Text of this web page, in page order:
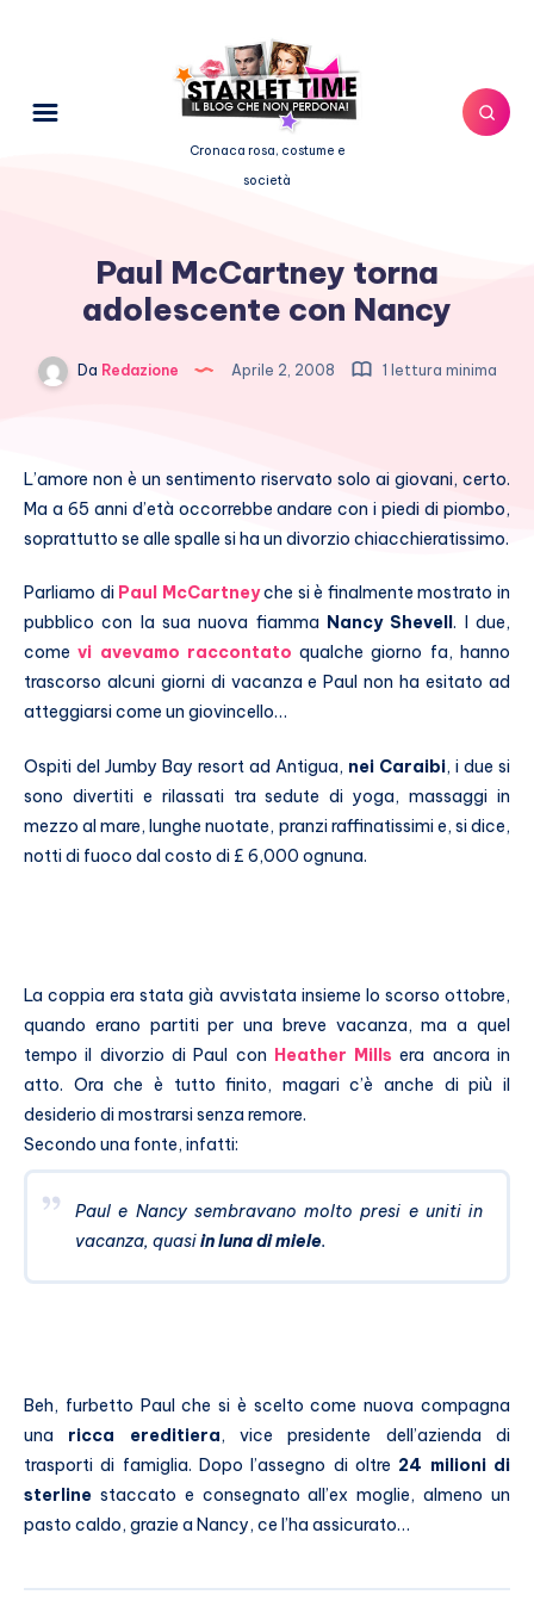
Cronaca rosa, costume e
società
Paul McCartney torna
adolescente con Nancy
Da Redazione Aprile 2, 2008 1 lettura minima
L’amore non è un sentimento riservato solo ai giovani, certo.
Ma a 65 anni d’età occorrebbe andare con i piedi di piombo,
soprattutto se alle spalle si ha un divorzio chiacchieratissimo.
Parliamo di Paul McCartneyche si è finalmente mostrato in
pubblico con la sua nuova fiamma Nancy Shevell. I due,
comevi avevamo raccontato qualche giorno fa, hanno
trascorso alcuni giorni di vacanza e Paul non ha esitato ad
atteggiarsi come un giovincello…
Ospiti del Jumby Bay resort ad Antigua, nei Caraibi, i due si
sono divertiti e rilassati tra sedute di yoga, massaggi in
mezzo al mare, lunghe nuotate, pranzi raffinatissimi e, si dice,
notti di fuoco dal costo di £ 6,000 ognuna.
La coppia era stata già avvistata insieme lo scorso ottobre,
quando erano partiti per una breve vacanza, ma a quel
tempo il divorzio di Paul con Heather Mills era ancora in
atto. Ora che è tutto finito, magari c’è anche di più il
desiderio di mostrarsi senza remore.
Secondo una fonte, infatti:
Paul e Nancy sembravano molto presi e uniti in
vacanza, quasiin luna di miele.
Beh, furbetto Paul che si è scelto come nuova compagna
una ricca ereditiera, vice presidente dell’azienda di
trasporti di famiglia. Dopo l’assegno di oltre 24 milioni di
sterline staccato e consegnato all’ex moglie, almeno un
pasto caldo, grazie a Nancy, ce l’ha assicurato…